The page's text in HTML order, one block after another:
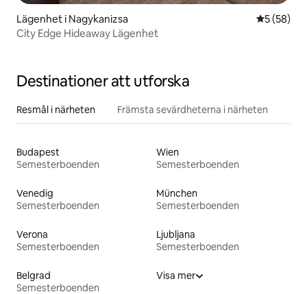
Lägenhet i Nagykanizsa 5 av 5 i
5 (58)
City Edge Hideaway Lägenhet
Destinationer att utforska
Resmål i närheten Främsta sevärdheterna i närheten
Budapest
Semesterboenden
Wien
Semesterboenden
Venedig
Semesterboenden
München
Semesterboenden
Verona
Semesterboenden
Ljubljana
Semesterboenden
Belgrad
Semesterboenden
Visa mer